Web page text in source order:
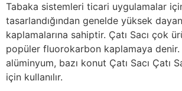
Tabaka sistemleri ticari uygulamalar
tasarlandığından genelde yüksek
kaplamalarına sahiptir. Çatı Sacı çok
popüler fluorokarbon kaplamaya
alüminyum, bazı konut Çatı Sacı Çatı
için kullanılır.